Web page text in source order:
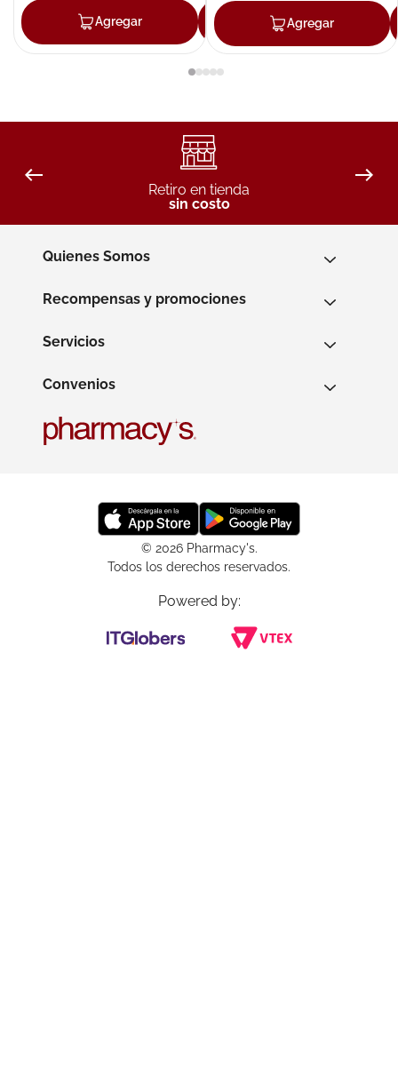
Agregar Agregar
Agregar
Retiro en tienda
sin costo
Quienes Somos
Recompensas y promociones
Servicios
Convenios
© 2026 Pharmacy's.
Todos los derechos reservados.
Powered by: